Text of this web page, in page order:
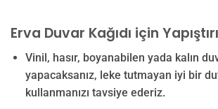
Erva Duvar Kağıdı için
Vinil, hasır, boyanabilen yada kalın
yapacaksanız, leke tutmayan iyi bir
kullanmanızı tavsiye ederiz.